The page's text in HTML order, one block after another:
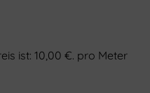
ist: 10,00 €. pro Meter